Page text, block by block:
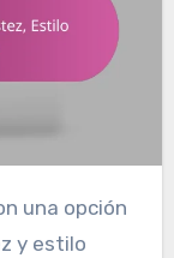
y estilo